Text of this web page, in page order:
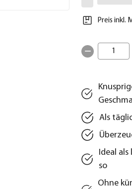
Preis inkl.
1
Als
Ideal
so
Ohne